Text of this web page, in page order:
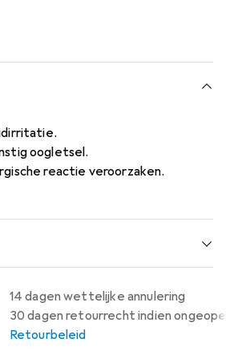
oogletsel.
reactie veroorzaken.
14 dagen wettelijke annulering
30 dagen retourrecht indien
Retourbeleid